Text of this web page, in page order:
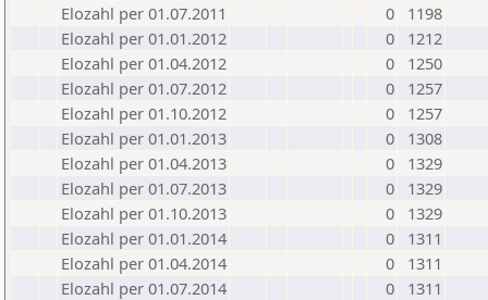
Elozahl per 01.07.2011
0
1198
Elozahl per 01.01.2012
0
1212
Elozahl per 01.04.2012
0
1250
Elozahl per 01.07.2012
0
1257
Elozahl per 01.10.2012
0
1257
Elozahl per 01.01.2013
0
1308
Elozahl per 01.04.2013
0
1329
Elozahl per 01.07.2013
0
1329
Elozahl per 01.10.2013
0
1329
Elozahl per 01.01.2014
0
1311
Elozahl per 01.04.2014
0
1311
Elozahl per 01.07.2014
0
1311